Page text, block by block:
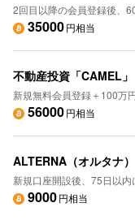
2回目以降の会員登録後、
35000円相当
不動産投資「CAMEL
新規無料会員登録＋100万
56000円相当
ALTERNA（オルタナ
新規口座開設後、75日以
9000円相当